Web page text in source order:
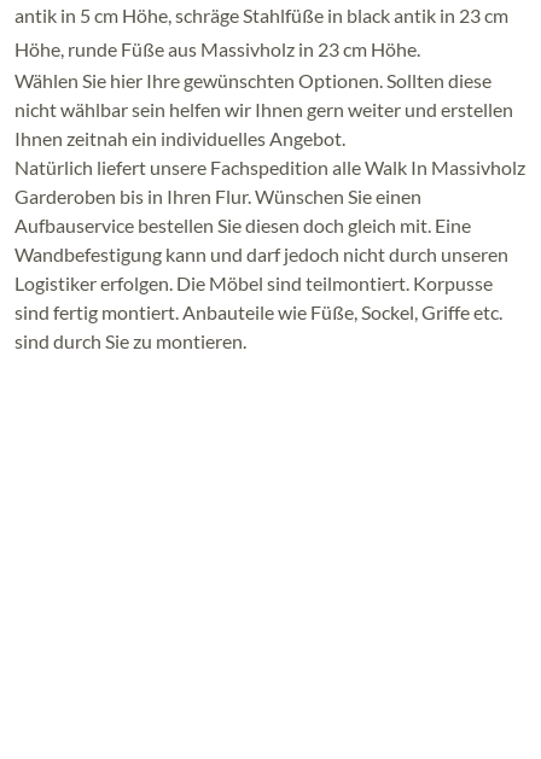
antik in 5 cm Höhe, schräge Stahlfüße in black antik in 23 cm
Höhe, runde Füße aus Massivholz in 23 cm Höhe.
Wählen Sie hier Ihre gewünschten Optionen. Sollten diese
nicht wählbar sein helfen wir Ihnen gern weiter und erstellen
Ihnen zeitnah ein individuelles Angebot.
Natürlich liefert unsere Fachspedition alle Walk In Massivholz
Garderoben bis in Ihren Flur. Wünschen Sie einen
Aufbauservice bestellen Sie diesen doch gleich mit. Eine
Wandbefestigung kann und darf jedoch nicht durch unseren
Logistiker erfolgen. Die Möbel sind teilmontiert. Korpusse
sind fertig montiert. Anbauteile wie Füße, Sockel, Griffe etc.
sind durch Sie zu montieren.